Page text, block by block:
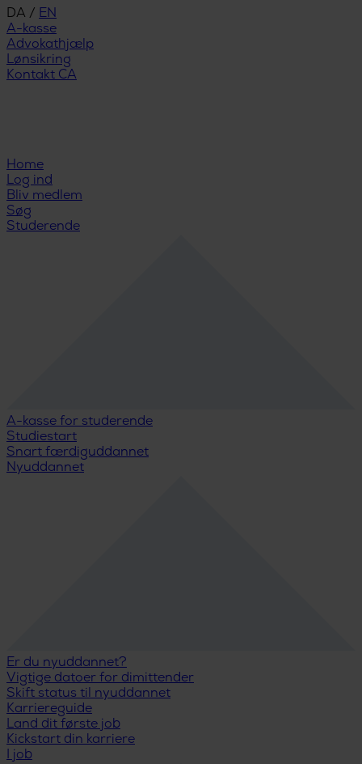
DA / EN
A-kasse
Advokathjælp
Lønsikring
Kontakt CA
Home
Log ind
Bliv medlem
Søg
Studerende
A-kasse for studerende
Studiestart
Snart færdiguddannet
Nyuddannet
Er du nyuddannet?
Vigtige datoer for dimittender
Skift status til nyuddannet
Karriereguide
Land dit første job
Kickstart din karriere
I job